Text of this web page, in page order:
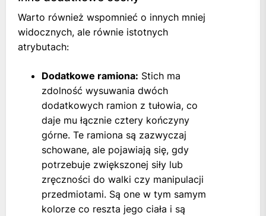
Warto również wspomnieć o innych mniej
widocznych, ale równie istotnych
atrybutach:
Dodatkowe ramiona: Stich ma
zdolność wysuwania dwóch
dodatkowych ramion z tułowia, co
daje mu łącznie cztery kończyny
górne. Te ramiona są zazwyczaj
schowane, ale pojawiają się, gdy
potrzebuje zwiększonej siły lub
zręczności do walki czy manipulacji
przedmiotami. Są one w tym samym
kolorze co reszta jego ciała i są